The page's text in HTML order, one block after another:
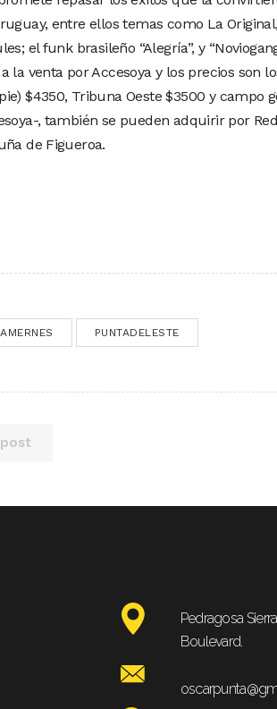
entre ellos temas como La
el funk brasileño “Alegría”, y
la venta por Accesoya y los precios son
$4350, Tribuna Oeste $3500 y campo
, también se pueden adquirir por
de Figueroa.
PUNTADELESTE
Pedragosa
Boulevard.